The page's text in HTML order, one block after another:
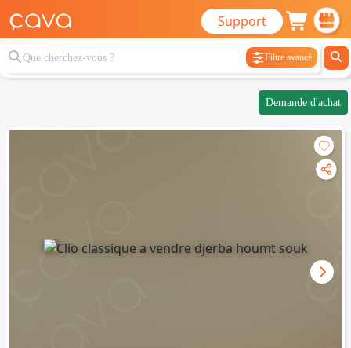
Support
Filtre avancé
Demande d'achat